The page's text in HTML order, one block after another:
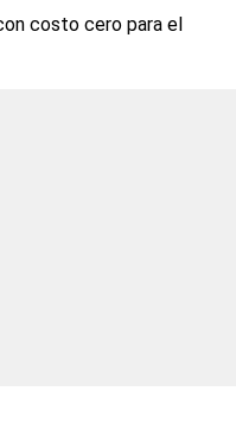
costo cero para el